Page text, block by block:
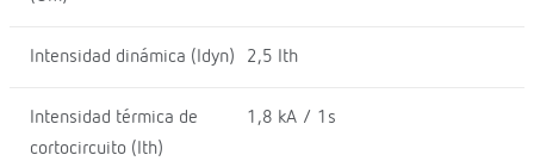
Intensidad dinámica (Idyn) 2,5 Ith
Intensidad térmica de
cortocircuito (Ith)
1,8 kA / 1s